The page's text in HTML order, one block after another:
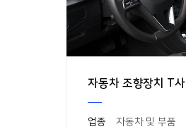
자동차 조향장치 T사
업종
자동차 및 부품